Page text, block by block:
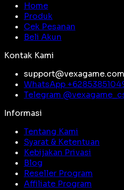
Home
Produk
Cek Pesanan
Beli Akun
Kontak Kami
support@vexagame.com
WhatsApp +
Telegram @
Informasi
Tentang Kami
Syarat & Ketentuan
Kebijakan Privasi
Blog
Reseller Program
Affiliate Program